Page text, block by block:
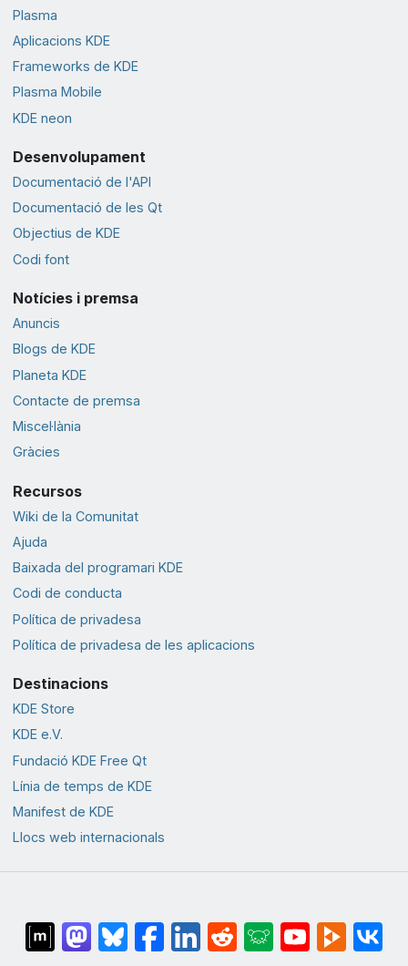
Plasma
Aplicacions KDE
Frameworks de KDE
Plasma Mobile
KDE neon
Desenvolupament
Documentació de l'API
Documentació de les Qt
Objectius de KDE
Codi font
Notícies i premsa
Anuncis
Blogs de KDE
Planeta KDE
Contacte de premsa
Miscel·lània
Gràcies
Recursos
Wiki de la Comunitat
Ajuda
Baixada del programari KDE
Codi de conducta
Política de privadesa
Política de privadesa de les aplicacions
Destinacions
KDE Store
KDE e.V.
Fundació KDE Free Qt
Línia de temps de KDE
Manifest de KDE
Llocs web internacionals